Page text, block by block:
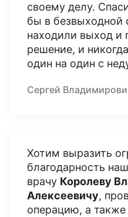
своему делу.
бы в безвыходной
находили выход и
решение, и
один на один с
Сергей
Хотим выразить
благодарность
врачу Королеву
Алексеевичу,
операцию, а также